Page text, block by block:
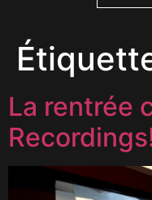
La rentrée